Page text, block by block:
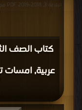
كتاب الصف
البلاغة 3, 2018-2019 PDF مجانا | مكتبة >